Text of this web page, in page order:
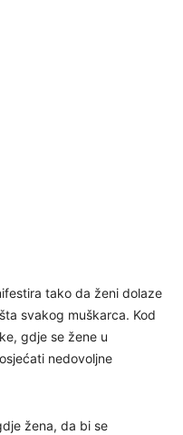
tako da ženi dolaze
svakog muškarca. Kod
gdje se žene u
nedovoljne
žena, da bi se